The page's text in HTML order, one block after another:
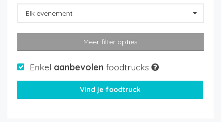
Elk evenement
Meer filter opties
Enkel aanbevolen foodtrucks